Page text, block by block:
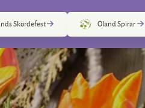
Skördefest Öland Spirar